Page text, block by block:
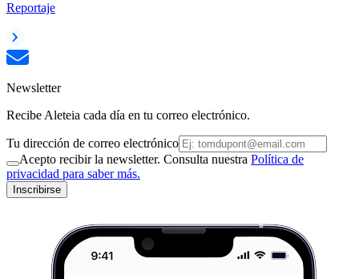
Reportaje
Newsletter
Recibe Aleteia cada día en tu correo electrónico.
Tu dirección de correo electrónico
Acepto recibir la newsletter. Consulta nuestra Política de
privacidad para saber más.
Inscribirse